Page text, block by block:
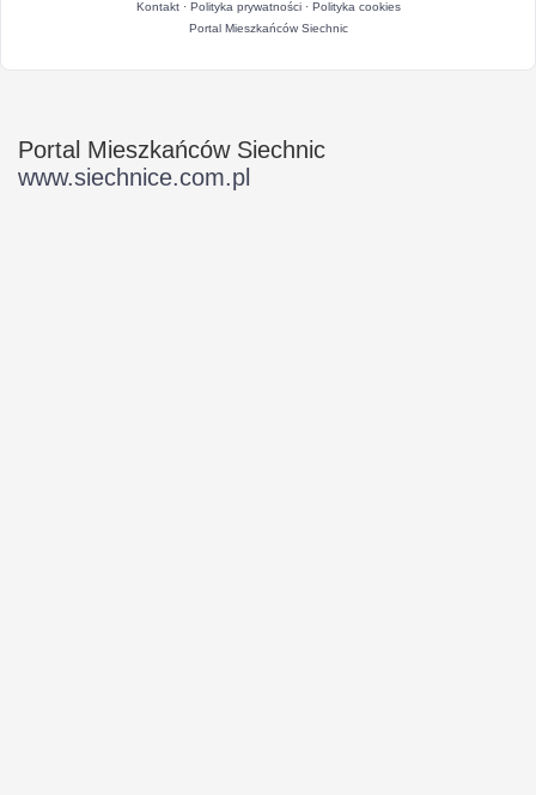
Kontakt· Polityka prywatności· Polityka cookies
Portal Mieszkańców Siechnic
Portal Mieszkańców Siechnic
www.siechnice.com.pl